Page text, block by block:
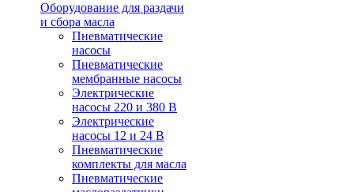
Оборудование для раздачи
и сбора масла
Пневматические
насосы
Пневматические
мембранные насосы
Электрические
насосы 220 и 380 В
Электрические
насосы 12 и 24 В
Пневматические
комплекты для масла
Пневматические